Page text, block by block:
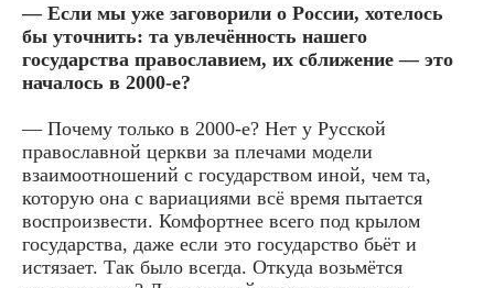
— Если мы уже заговорили о России, хотелось
бы уточнить: та увлечённость нашего
государства православием, их сближение — это
началось в 2000-е?
— Почему только в 2000-е? Нет у Русской
православной церкви за плечами модели
взаимоотношений с государством иной, чем та,
которую она с вариациями всё время пытается
воспроизвести. Комфортнее всего под крылом
государства, даже если это государство бьёт и
истязает. Так было всегда. Откуда возьмётся